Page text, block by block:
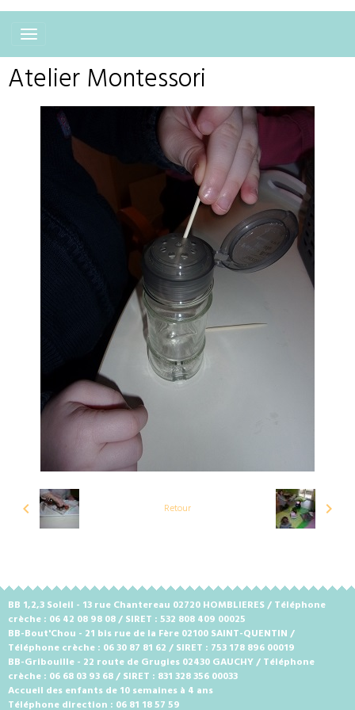
Atelier Montessori
Retour
BB 1,2,3 Soleil - 13 rue Chantereau 02720 HOMBLIERES / Téléphone
crèche : 06 42 08 98 08 / SIRET : 532 808 409 00025
BB-Bout'Chou - 21 bis rue de la Fère 02100 SAINT-QUENTIN /
Téléphone crèche : 06 30 87 81 62 / SIRET : 753 178 896 00019
BB-Gribouille - 22 route de Grugies 02430 GAUCHY / Téléphone
crèche : 06 68 03 93 68 / SIRET : 831 328 356 00033
Accueil des enfants de 10 semaines à 4 ans
Téléphone direction : 06 81 18 57 59